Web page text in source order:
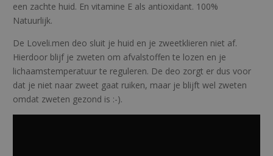
o
m
n
i
a
a
een zachte huid. En vitamine E als antioxidant. 100%
Natuurlijk.
De Loveli.men deo sluit je huid en je zweetklieren niet af.
Hierdoor blijf je zweten om afvalstoffen te lozen en je
lichaamstemperatuur te reguleren. De deo zorgt er dus voor
dat je niet naar zweet gaat ruiken, maar je blijft wel zweten
omdat zweten gezond is :-).